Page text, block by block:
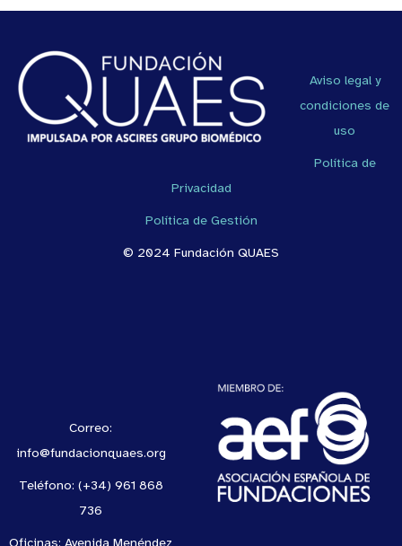
Aviso legal y
condiciones de
uso
Política de
Privacidad
Política de Gestión
© 2024 Fundación QUAES
Correo:
info@fundacionquaes.org
Teléfono: (+34) 961 868
736
Oficinas: Avenida Menéndez